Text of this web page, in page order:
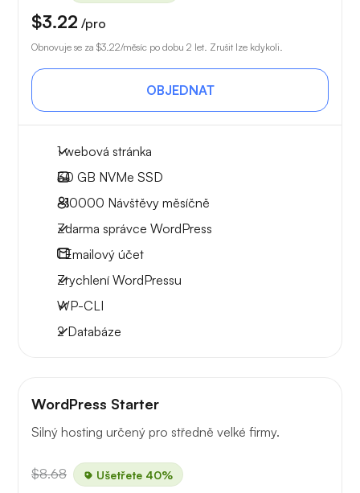
$3.22 /pro
Obnovuje se za $3.22/měsíc po dobu 2 let. Zrušit lze kdykoli.
OBJEDNAT
1 webová stránka
30 GB NVMe SSD
~10000 Návštěvy měsíčně
Zdarma správce WordPress
1Emailový účet
Zrychlení WordPressu
WP-CLI
2 Databáze
WordPress Starter
Silný hosting určený pro středně velké firmy.
$8.68 Ušetřete 40%